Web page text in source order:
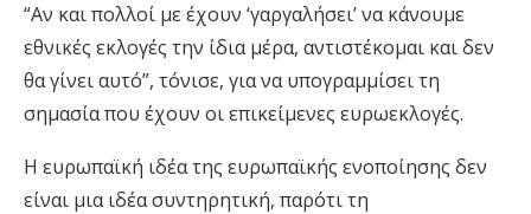
“Αν και πολλοί με έχουν ‘γαργαλήσει’ να κάνουμε
εθνικές εκλογές την ίδια μέρα, αντιστέκομαι και δεν
θα γίνει αυτό”, τόνισε, για να υπογραμμίσει τη
σημασία που έχουν οι επικείμενες ευρωεκλογές.
Η ευρωπαϊκή ιδέα της ευρωπαϊκής ενοποίησης δεν
είναι μια ιδέα συντηρητική, παρότι τη